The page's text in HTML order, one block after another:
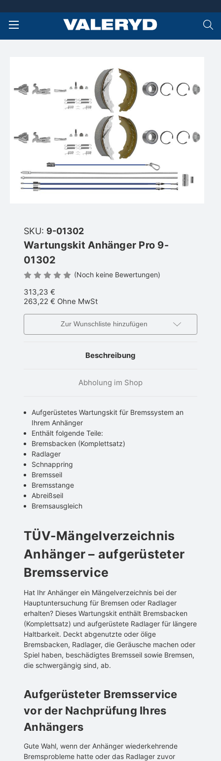
SKU: 9-01302
Wartungskit Anhänger Pro 9-
01302
(Noch keine Bewertungen)
313,23 €
263,22 € Ohne MwSt
Zur Wunschliste hinzufügen
Beschreibung
Abholung im Shop
Aufgerüstetes Wartungskit für Bremssystem an
Ihrem Anhänger
Enthält folgende Teile:
Bremsbacken (Komplettsatz)
Radlager
Schnappring
Bremsseil
Bremsstange
Abreißseil
Bremsausgleich
TÜV-Mängelverzeichnis
Anhänger – aufgerüsteter
Bremsservice
Hat Ihr Anhänger ein Mängelverzeichnis bei der
Hauptuntersuchung für Bremsen oder Radlager
erhalten? Dieses Wartungskit enthält Bremsbacken
(Komplettsatz) und aufgerüstete Radlager für längere
Haltbarkeit. Deckt abgenutzte oder ölige
Bremsbacken, Radlager, die Geräusche machen oder
Spiel haben, beschädigtes Bremsseil sowie Bremsen,
die schwergängig sind, ab.
Aufgerüsteter Bremsservice
vor der Nachprüfung Ihres
Anhängers
Gute Wahl, wenn der Anhänger wiederkehrende
Bremsprobleme hatte oder das Radlager zuvor